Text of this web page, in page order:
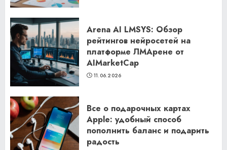
Arena AI LMSYS: Обзор
рейтингов нейросетей на
платформе ЛМАрене от
AIMarketCap
11.06.2026
Все о подарочных картах
Apple: удобный способ
пополнить баланс и подарить
радость